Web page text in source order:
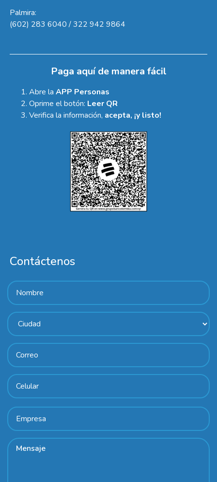
Palmira:
(602) 283 6040 / 322 942 9864
Paga aquí de manera fácil
Abre la APP Personas
Oprime el botón: Leer QR
Verifica la información, acepta, ¡y listo!
Contáctenos